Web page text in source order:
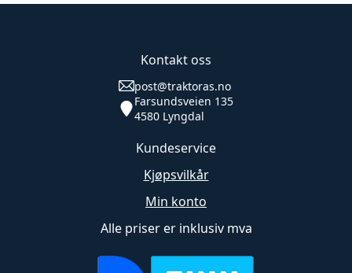
Kontakt oss
post@traktoras.no
Farsundsveien 135
4580 Lyngdal
Kundeservice
Kjøpsvilkår
Min konto
Alle priser er inklusiv mva